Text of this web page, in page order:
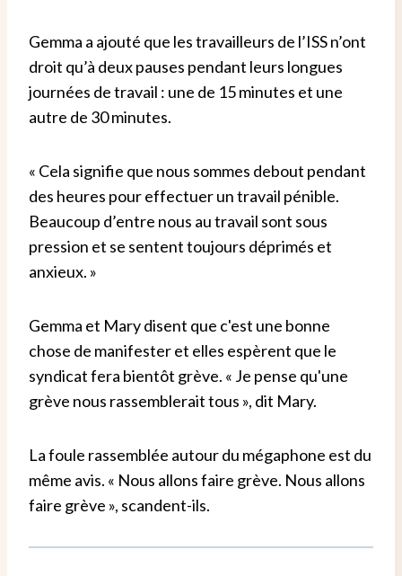
Gemma a ajouté que les travailleurs de l’ISS n’ont
droit qu’à deux pauses pendant leurs longues
journées de travail : une de 15 minutes et une
autre de 30 minutes.
« Cela signifie que nous sommes debout pendant
des heures pour effectuer un travail pénible.
Beaucoup d’entre nous au travail sont sous
pression et se sentent toujours déprimés et
anxieux. »
Gemma et Mary disent que c'est une bonne
chose de manifester et elles espèrent que le
syndicat fera bientôt grève. « Je pense qu'une
grève nous rassemblerait tous », dit Mary.
La foule rassemblée autour du mégaphone est du
même avis. « Nous allons faire grève. Nous allons
faire grève », scandent-ils.